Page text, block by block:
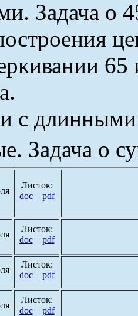
Задача о
с
Задача о
Листок:
doc
pdf
Листок:
doc
pdf
Листок:
doc
pdf
Листок:
doc
pdf